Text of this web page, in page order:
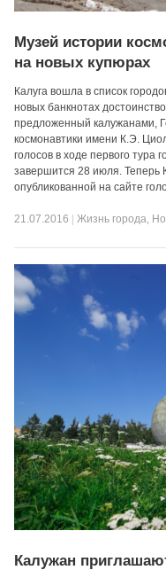
Музей истории
на новых купюрах
Калуга вошла в список
новых банкнотах
предложенный калужанами,
космонавтики имени К.Э.
голосов в ходе первого тура
завершится 28 июля. Теперь
опубликованной на сайте
21.07.2016 |Жизнь города,
Калужан